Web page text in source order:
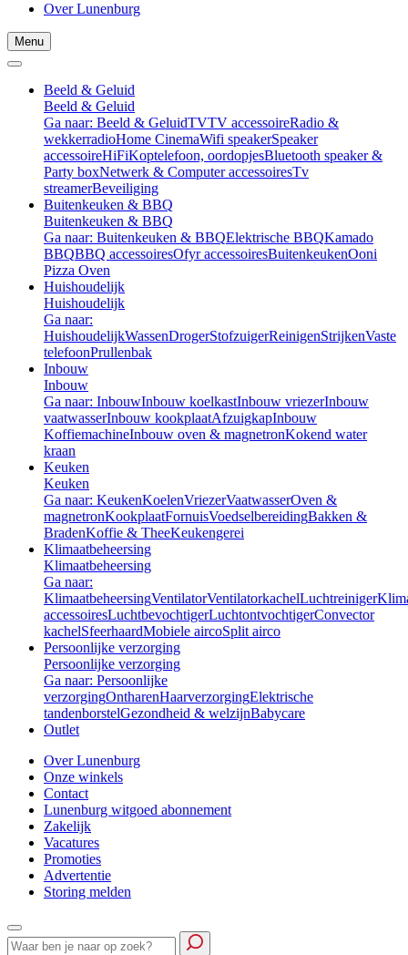
Over Lunenburg
Menu
Beeld & Geluid
Beeld & Geluid
Ga naar: Beeld & GeluidTVTV accessoireRadio &
wekkerradioHome CinemaWifi speakerSpeaker
accessoireHiFiKoptelefoon, oordopjesBluetooth speaker &
Party boxNetwerk & Computer accessoiresTv
streamerBeveiliging
Buitenkeuken & BBQ
Buitenkeuken & BBQ
Ga naar: Buitenkeuken & BBQElektrische BBQKamado
BBQBBQ accessoiresOfyr accessoiresBuitenkeukenOoni
Pizza Oven
Huishoudelijk
Huishoudelijk
Ga naar:
HuishoudelijkWassenDrogerStofzuigerReinigenStrijkenVaste
telefoonPrullenbak
Inbouw
Inbouw
Ga naar: InbouwInbouw koelkastInbouw vriezerInbouw
vaatwasserInbouw kookplaatAfzuigkapInbouw
KoffiemachineInbouw oven & magnetronKokend water
kraan
Keuken
Keuken
Ga naar: KeukenKoelenVriezerVaatwasserOven &
magnetronKookplaatFornuisVoedselbereidingBakken &
BradenKoffie & TheeKeukengerei
Klimaatbeheersing
Klimaatbeheersing
Ga naar:
KlimaatbeheersingVentilatorVentilatorkachelLuchtreiniger
accessoiresLuchtbevochtigerLuchtontvochtigerConvector
kachelSfeerhaardMobiele aircoSplit airco
Persoonlijke verzorging
Persoonlijke verzorging
Ga naar: Persoonlijke
verzorgingOntharenHaarverzorgingElektrische
tandenborstelGezondheid & welzijnBabycare
Outlet
Over Lunenburg
Onze winkels
Contact
Lunenburg witgoed abonnement
Zakelijk
Vacatures
Promoties
Advertentie
Storing melden